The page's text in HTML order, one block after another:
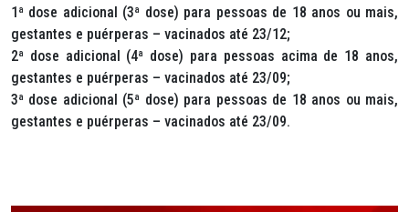
1ª dose adicional (3ª dose) para pessoas de 18 anos ou mais,
gestantes e puérperas – vacinados até 23/12;
2ª dose adicional (4ª dose) para pessoas acima de 18 anos,
gestantes e puérperas – vacinados até 23/09;
3ª dose adicional (5ª dose) para pessoas de 18 anos ou mais,
gestantes e puérperas – vacinados até 23/09.